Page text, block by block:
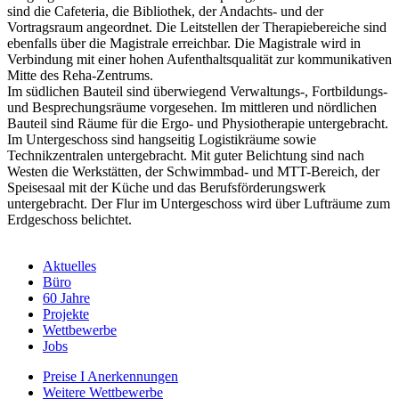
sind die Cafeteria, die Bibliothek, der Andachts- und der
Vortragsraum angeordnet. Die Leitstellen der Therapiebereiche sind
ebenfalls über die Magistrale erreichbar. Die Magistrale wird in
Verbindung mit einer hohen Aufenthaltsqualität zur kommunikativen
Mitte des Reha-Zentrums.
Im südlichen Bauteil sind überwiegend Verwaltungs-, Fortbildungs-
und Besprechungsräume vorgesehen. Im mittleren und nördlichen
Bauteil sind Räume für die Ergo- und Physiotherapie untergebracht.
Im Untergeschoss sind hangseitig Logistikräume sowie
Technikzentralen untergebracht. Mit guter Belichtung sind nach
Westen die Werkstätten, der Schwimmbad- und MTT-Bereich, der
Speisesaal mit der Küche und das Berufsförderungswerk
untergebracht. Der Flur im Untergeschoss wird über Lufträume zum
Erdgeschoss belichtet.
Aktuelles
Büro
60 Jahre
Projekte
Wettbewerbe
Jobs
Preise I Anerkennungen
Weitere Wettbewerbe